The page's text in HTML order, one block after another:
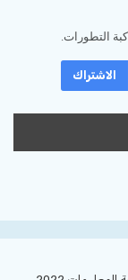
التطورات.
الاشتراك